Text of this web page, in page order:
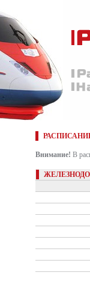
Внимание! В